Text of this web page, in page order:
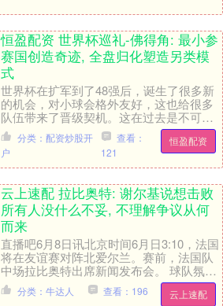
恒盈配资 世界杯巡礼-佛得角: 最小参
赛国创造奇迹, 全盘归化塑造另类模
式
世界杯在扩军到了48强后，诞生了很多新
的机会，对小球会格外友好，这也给很多
队伍带来了晋级契机。这在过去是不可想
见的，本届大赛佛得角历史性的闯入决赛
圈，拿到一张门....
恒盈配资
分类：配资炒股开
户
查看：
121
云上速配 拉比奥特: 谢尔基说想击败
所有人没什么不妥, 不理解争议从何
而来
直播吧6月8日讯北京时间6月日3:10，法国
将在友谊赛对阵北爱尔兰。赛前，法国队
中场拉比奥特出席新闻发布会。 球队氛围
拉比奥特：“就我所见，从球员们的状态以
及....
云上速配
分类：牛达人 查看：196